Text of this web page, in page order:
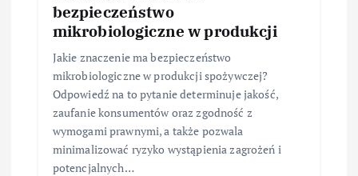
bezpieczeństwo
mikrobiologiczne w produkcji
Jakie znaczenie ma bezpieczeństwo
mikrobiologiczne w produkcji spożywczej?
Odpowiedź na to pytanie determinuje jakość,
zaufanie konsumentów oraz zgodność z
wymogami prawnymi, a także pozwala
minimalizować ryzyko wystąpienia zagrożeń i
potencjalnych…